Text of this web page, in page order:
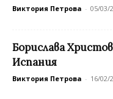
Виктория Петрова - 05/03/
Борислава
Испания
Виктория Петрова - 16/02/